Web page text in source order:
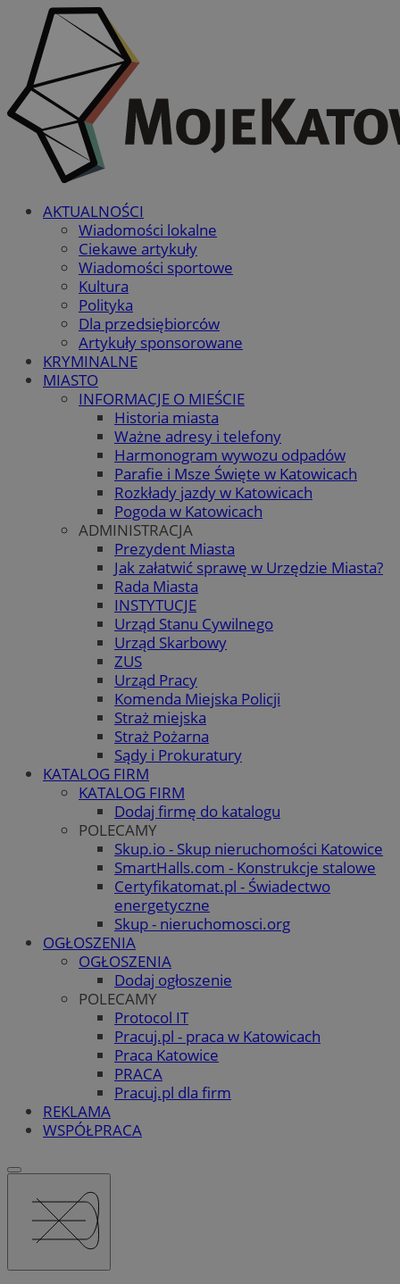
AKTUALNOŚCI
Wiadomości lokalne
Ciekawe artykuły
Wiadomości sportowe
Kultura
Polityka
Dla przedsiębiorców
Artykuły sponsorowane
KRYMINALNE
MIASTO
INFORMACJE O MIEŚCIE
Historia miasta
Ważne adresy i telefony
Harmonogram wywozu odpadów
Parafie i Msze Święte w Katowicach
Rozkłady jazdy w Katowicach
Pogoda w Katowicach
ADMINISTRACJA
Prezydent Miasta
Jak załatwić sprawę w Urzędzie Miasta?
Rada Miasta
INSTYTUCJE
Urząd Stanu Cywilnego
Urząd Skarbowy
ZUS
Urząd Pracy
Komenda Miejska Policji
Straż miejska
Straż Pożarna
Sądy i Prokuratury
KATALOG FIRM
KATALOG FIRM
Dodaj firmę do katalogu
POLECAMY
Skup.io - Skup nieruchomości Katowice
SmartHalls.com - Konstrukcje stalowe
Certyfikatomat.pl - Świadectwo
energetyczne
Skup - nieruchomosci.org
OGŁOSZENIA
OGŁOSZENIA
Dodaj ogłoszenie
POLECAMY
Protocol IT
Pracuj.pl - praca w Katowicach
Praca Katowice
PRACA
Pracuj.pl dla firm
REKLAMA
WSPÓŁPRACA